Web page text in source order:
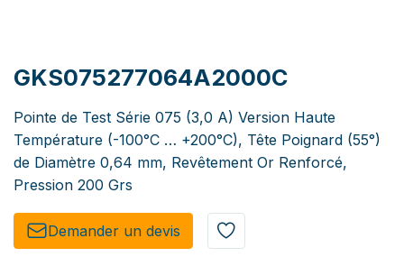
GKS075277064A2000C
Pointe de Test Série 075 (3,0 A) Version Haute
Température (-100°C … +200°C), Tête Poignard (55°)
de Diamètre 0,64 mm, Revêtement Or Renforcé,
Pression 200 Grs
Demander un de​​vis​​